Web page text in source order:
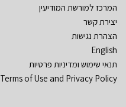
המרכז למורשת המודיעין
יצירת קשר
הצהרת נגישות
English
תנאי שימוש ומדיניות פרטיות
Terms of Use and Privacy Policy